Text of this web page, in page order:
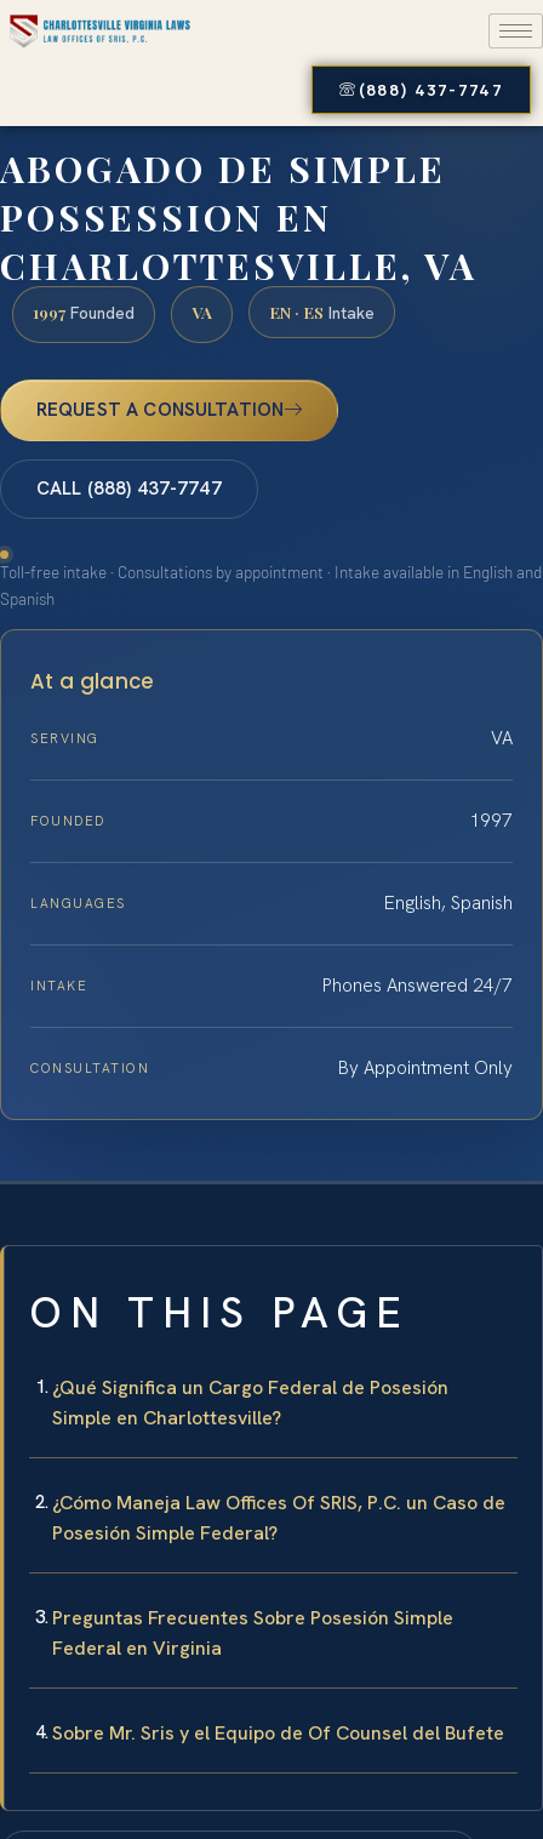
(888) 437-7747
ABOGADO DE SIMPLE
POSSESSION EN
CHARLOTTESVILLE, VA
1997 Founded VA EN · ES Intake
REQUEST A CONSULTATION
CALL (888) 437-7747
Toll-free intake · Consultations by appointment · Intake available in English and
Spanish
At a glance
SERVING VA
FOUNDED 1997
LANGUAGES English, Spanish
INTAKE Phones Answered 24/7
CONSULTATION By Appointment Only
ON THIS PAGE
¿Qué Significa un Cargo Federal de Posesión
Simple en Charlottesville?
¿Cómo Maneja Law Offices Of SRIS, P.C. un Caso de
Posesión Simple Federal?
Preguntas Frecuentes Sobre Posesión Simple
Federal en Virginia
Sobre Mr. Sris y el Equipo de Of Counsel del Bufete